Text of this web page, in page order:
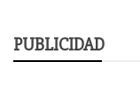
PUBLICIDAD